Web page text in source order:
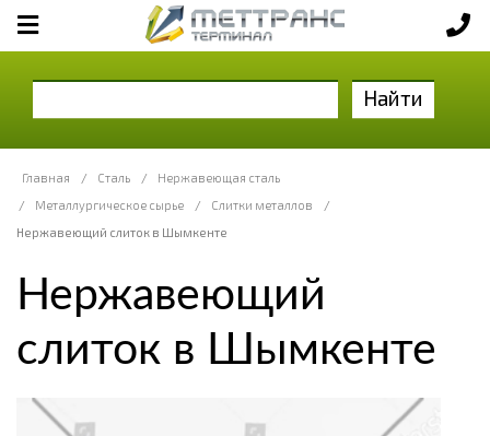
Найти
Главная / Сталь /
Нержавеющая сталь
/
Металлургическое сырье / Слитки металлов
/
Нержавеющий слиток в Шымкенте
Нержавеющий
слиток в Шымкенте